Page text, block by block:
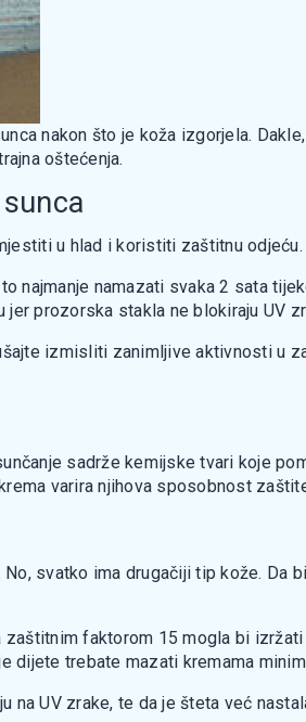
nakon što je koža izgorjela.
oštećenja.
u hlad i koristiti zaštitnu odjeću.
namazati svaka 2 sata
prozorska stakla ne blokiraju UV
izmisliti zanimljive aktivnosti u
sadrže kemijske tvari koje
varira njihova sposobnost
svatko ima drugačiji tip kože.
faktorom 15 mogla bi
trebate mazati kremama
na UV zrake, te da je šteta već